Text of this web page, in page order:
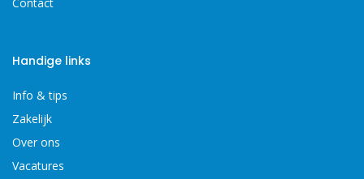
Handige links
Info & tips
Zakelijk
Over ons
Vacatures